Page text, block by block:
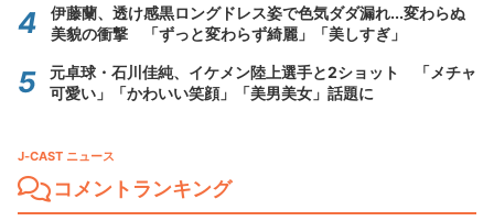
伊藤蘭、透け感黒ロングドレス姿で色気ダダ漏れ...変わらぬ
美貌の衝撃 「ずっと変わらず綺麗」「美しすぎ」
元卓球・石川佳純、イケメン陸上選手と2ショット 「メチャ
可愛い」「かわいい笑顔」「美男美女」話題に
J-CAST ニュース
コメントランキング